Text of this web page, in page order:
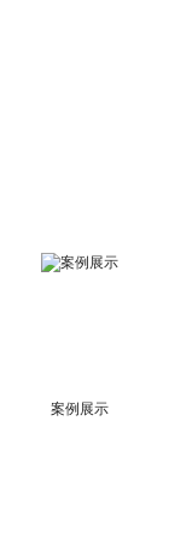
案例展示